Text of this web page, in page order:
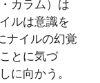
カラム）は
ルは意識を
ナイルの幻覚
とに気づ
に向かう。